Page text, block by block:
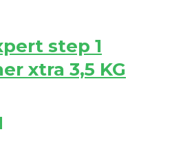
step 1
xtra 3,5 KG